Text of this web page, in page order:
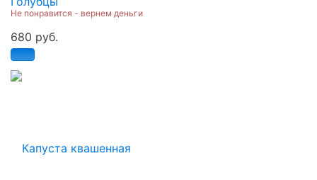
Не понравится - вернем деньги
680 руб.